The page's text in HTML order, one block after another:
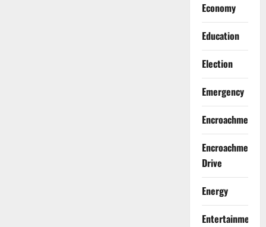
Economy
Education
Election
Emergency
Encroachment
Encroachment
Drive
Energy
Entertainment